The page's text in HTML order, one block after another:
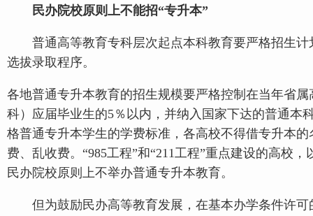
民办院校原则上不能招“专升本”
普通高等教育专科层次起点本科教育要严格招生计
选拔录取程序。
各地普通专升本教育的招生规模要严格控制在当年省属
科）应届毕业生的5％以内，并纳入国家下达的普通本
格普通专升本学生的学费标准，各高校不得借专升本的
费、乱收费。“985工程”和“211工程”重点建设的高校，
民办院校原则上不举办普通专升本教育。
但为鼓励民办高等教育发展，在基本办学条件许可